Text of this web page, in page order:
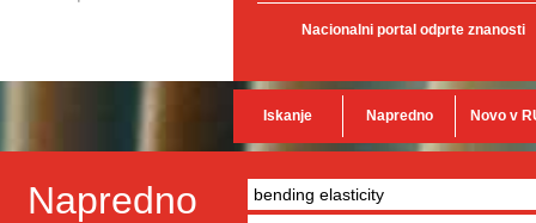
Nacionalni portal odprte znanosti
Iskanje Napredno Novo v
Napredno